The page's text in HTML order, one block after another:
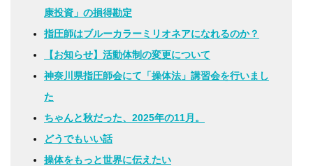
康投資」の損得勘定
指圧師はブルーカラーミリオネアになれるのか？
【お知らせ】活動体制の変更について
神奈川県指圧師会にて「操体法」講習会を行いまし
た
ちゃんと秋だった、2025年の11月。
どうでもいい話
操体をもっと世界に伝えたい